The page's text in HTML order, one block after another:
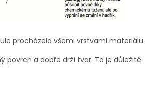
procházela všemi vrstvami materiálu.
povrch a dobře drží tvar. To je důležité